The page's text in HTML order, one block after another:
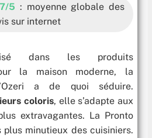
5 : moyenne globale des
sur internet
dans les produits
la maison moderne, la
a de quoi séduire.
coloris, elle s’adapte aux
extravagantes. La Pronto
plus minutieux des cuisiniers.